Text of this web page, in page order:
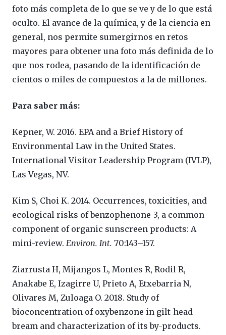
foto más completa de lo que se ve y de lo que está
oculto. El avance de la química, y de la ciencia en
general, nos permite sumergirnos en retos
mayores para obtener una foto más definida de lo
que nos rodea, pasando de la identificación de
cientos o miles de compuestos a la de millones.
Para saber más:
Kepner, W. 2016. EPA and a Brief History of
Environmental Law in the United States.
International Visitor Leadership Program (IVLP),
Las Vegas, NV.
Kim S, Choi K. 2014. Occurrences, toxicities, and
ecological risks of benzophenone-3, a common
component of organic sunscreen products: A
mini-review. Environ. Int. 70:143–157.
Ziarrusta H, Mijangos L, Montes R, Rodil R,
Anakabe E, Izagirre U, Prieto A, Etxebarria N,
Olivares M, Zuloaga O. 2018. Study of
bioconcentration of oxybenzone in gilt-head
bream and characterization of its by-products.